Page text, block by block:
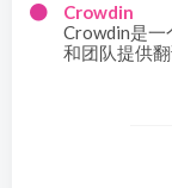
Crowdin
Crowdin是一
和团队提供翻